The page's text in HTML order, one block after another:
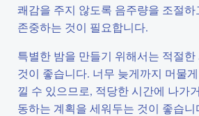
쾌감을 주지 않도록 음주량을 조절
존중하는 것이 필요합니다.
특별한 밤을 만들기 위해서는 적절
것이 좋습니다. 너무 늦게까지 머물
낄 수 있으므로, 적당한 시간에 나가
동하는 계획을 세워두는 것이 좋습니